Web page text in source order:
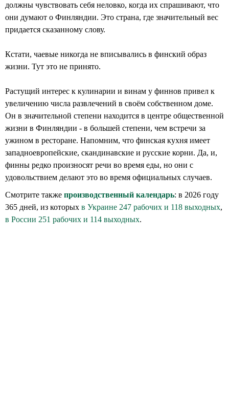
должны чувствовать себя неловко, когда их спрашивают, что
они думают о Финляндии. Это страна, где значительный вес
придается сказанному слову.
Кстати, чаевые никогда не вписывались в финский образ
жизни. Тут это не принято.
Растущий интерес к кулинарии и винам у финнов привел к
увеличению числа развлечений в своём собственном доме.
Он в значительной степени находится в центре общественной
жизни в Финляндии - в большей степени, чем встречи за
ужином в ресторане. Напомним, что финская кухня имеет
западноевропейские, скандинавские и русские корни. Да, и,
финны редко произносят речи во время еды, но они с
удовольствием делают это во время официальных случаев.
Смотрите также производственный календарь: в 2026 году
365 дней, из которых в Украине 247 рабочих и 118 выходных,
в России 251 рабочих и 114 выходных.